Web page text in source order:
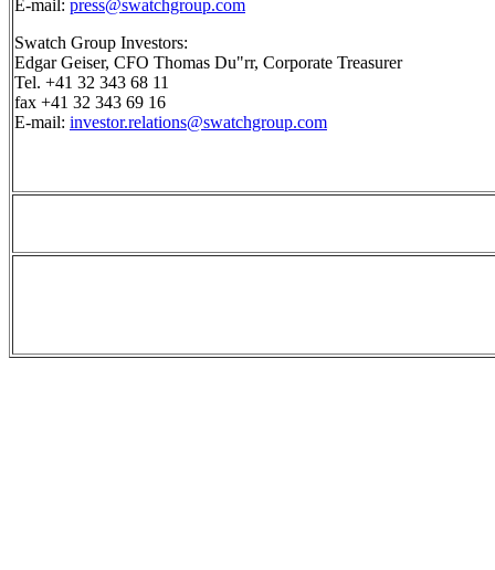
E-mail: press@swatchgroup.com
Swatch Group Investors:
Edgar Geiser, CFO Thomas Du"rr, Corporate Treasurer
Tel. +41 32 343 68 11
fax +41 32 343 69 16
E-mail: investor.relations@swatchgroup.com